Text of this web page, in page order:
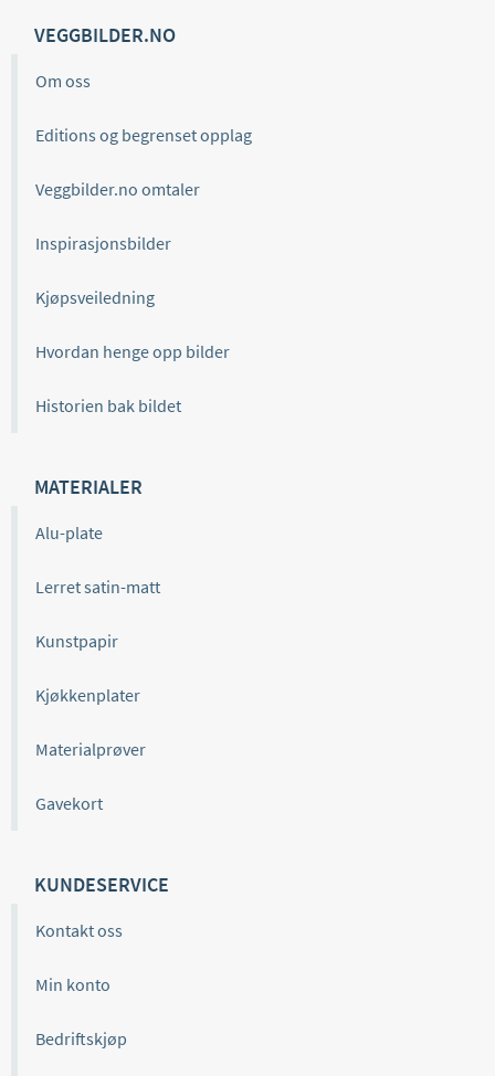
VEGGBILDER.NO
Om oss
Editions og begrenset opplag
Veggbilder.no omtaler
Inspirasjonsbilder
Kjøpsveiledning
Hvordan henge opp bilder
Historien bak bildet
MATERIALER
Alu-plate
Lerret satin-matt
Kunstpapir
Kjøkkenplater
Materialprøver
Gavekort
KUNDESERVICE
Kontakt oss
Min konto
Bedriftskjøp